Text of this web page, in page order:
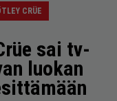
CRÜE
sai tv-
luokan